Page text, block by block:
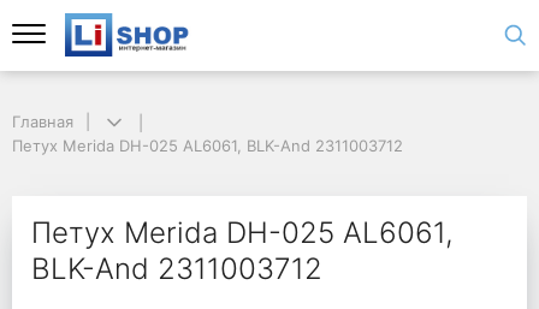
Главная
Петух Merida DH-025 AL6061, BLK-And 2311003712
Петух Merida DH-025 AL6061,
BLK-And 2311003712